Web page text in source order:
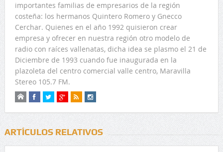
importantes familias de empresarios de la región
costeña: los hermanos Quintero Romero y Gnecco
Cerchar. Quienes en el año 1992 quisieron crear
empresa y ofrecer en nuestra región otro modelo de
radio con raíces vallenatas, dicha idea se plasmo el 21 de
Diciembre de 1993 cuando fue inaugurada en la
plazoleta del centro comercial valle centro, Maravilla
Stereo 105.7 FM.
ARTÍCULOS RELATIVOS